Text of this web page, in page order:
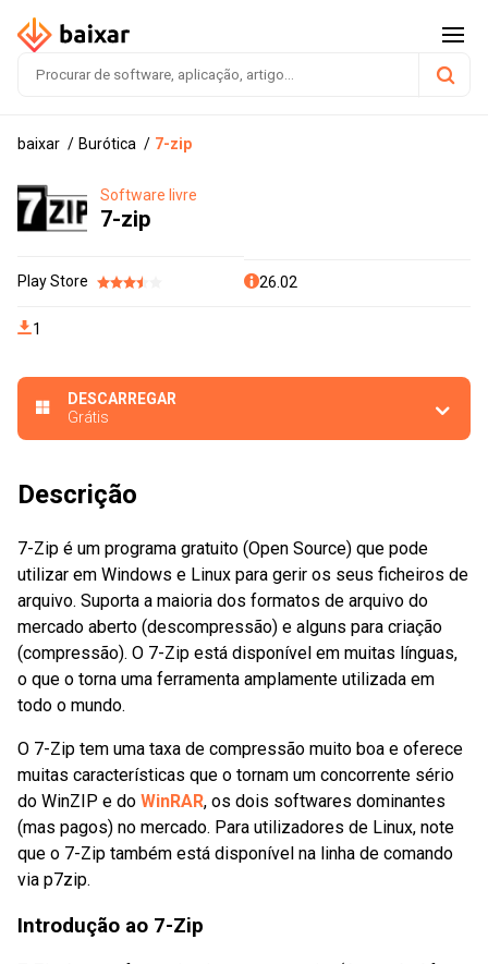
baixar Burótica 7-zip
Software livre
7-zip
Play Store 26.02
1
DESCARREGAR
Grátis
Descrição
7-Zip é um programa gratuito (Open Source) que pode
utilizar em Windows e Linux para gerir os seus ficheiros de
arquivo. Suporta a maioria dos formatos de arquivo do
mercado aberto (descompressão) e alguns para criação
(compressão). O 7-Zip está disponível em muitas línguas,
o que o torna uma ferramenta amplamente utilizada em
todo o mundo.
O 7-Zip tem uma taxa de compressão muito boa e oferece
muitas características que o tornam um concorrente sério
do WinZIP e do WinRAR, os dois softwares dominantes
(mas pagos) no mercado. Para utilizadores de Linux, note
que o 7-Zip também está disponível na linha de comando
via p7zip.
Introdução ao 7-Zip